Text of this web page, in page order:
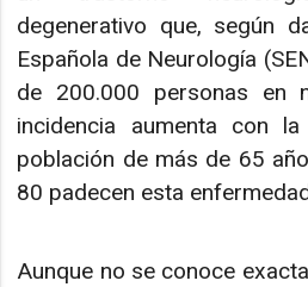
degenerativo que, según
Española de Neurología
de 200.000 personas en
incidencia aumenta con
población de más de 65
80 padecen esta
Aunque no se conoce